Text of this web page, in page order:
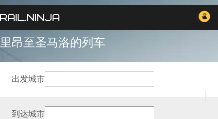
里昂至圣马洛的列车
出发城市
到达城市